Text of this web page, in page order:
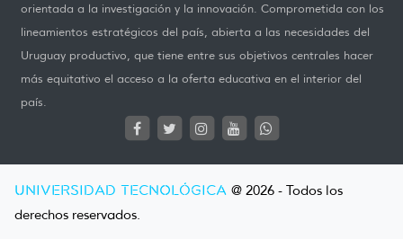
orientada a la investigación y la innovación. Comprometida con los
lineamientos estratégicos del país, abierta a las necesidades del
Uruguay productivo, que tiene entre sus objetivos centrales hacer
más equitativo el acceso a la oferta educativa en el interior del
país.
UNIVERSIDAD TECNOLÓGICA @ 2026 - Todos los
derechos reservados.